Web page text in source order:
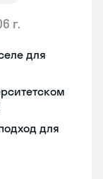
г.
для
для